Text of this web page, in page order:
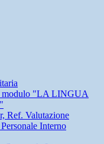
modulo "LA LINGUA
Ref. Valutazione
Interno